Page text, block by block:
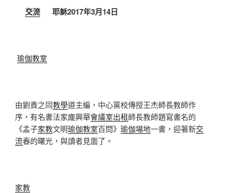
交流 耶穌2017年3月14日
瑜伽教室
由劉貴之同教學道主編，中心黨校傳授王杰師長教師作
序，有名書法家龐興華會議室出租師長教師題寫書名的
《孟子家教文明瑜伽教室百問》 瑜伽場地一書，迎著新交
流春的曙光，與讀者見面了。
家教